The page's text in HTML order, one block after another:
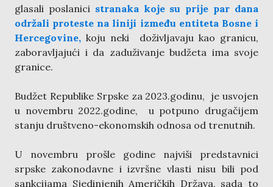
glasali poslanici stranaka koje su prije par dana
održali proteste na liniji između entiteta Bosne i
Hercegovine, koju neki doživljavaju kao granicu,
zaboravljajući i da zaduživanje budžeta ima svoje
granice.
Budžet Republike Srpske za 2023.godinu, je usvojen
u novembru 2022.godine, u potpuno drugačijem
stanju društveno-ekonomskih odnosa od trenutnih.
U novembru prošle godine najviši predstavnici
srpske zakonodavne i izvršne vlasti nisu bili pod
sankcijama Sjedinjenih Američkih Država, sada to